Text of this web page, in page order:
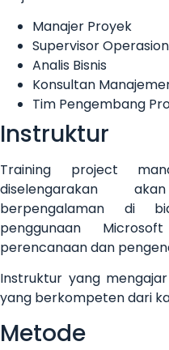
Manajer Proyek
Supervisor
Analis Bisnis
Konsultan
Tim Pengembang
Instruktur
Training project
diselengarakan
berpengalaman di
penggunaan
perencanaan dan
Instruktur yang
yang berkompeten dari
Metode